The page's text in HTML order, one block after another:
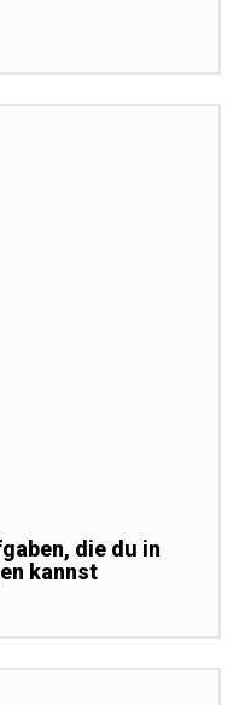
die du in
kannst